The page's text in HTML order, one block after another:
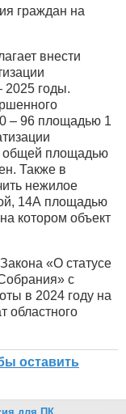
граждан на
внести
2025 годы.
– 96 площадью 1
общей площадью
Также в
нежилое
14А площадью
котором объект
«О статусе
с
в 2024 году на
областного
оставить